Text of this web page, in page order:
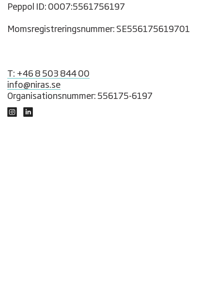
Peppol ID: 0007:5561756197
Momsregistreringsnummer: SE556175619701
T: +46 8 503 844 00
info@niras.se
Organisationsnummer: 556175-6197